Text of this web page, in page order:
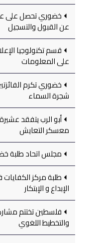
خضوري تحصل على
عن القبول والتسجيل
قسم تكنولوجيا
على المعلومات
خضوري تكرم
شجرة السماء
أبو الرب يتفقد
معسكر التعايش
مجلس اتحاد طلبة
طلبة مركز
الإبداع و الإبتكار
فلسطين تختتم
والتخطيط اللغوي